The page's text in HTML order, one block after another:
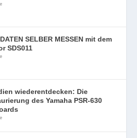
SELBER MESSEN mit dem
SDS011
wiederentdecken: Die
des Yamaha PSR-630